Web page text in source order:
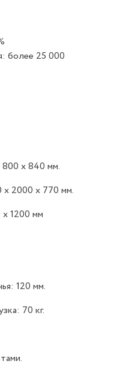
более 25 000
x 840 мм.
x 2000 x 770 мм.
1200 мм
120 мм.
70 кг.